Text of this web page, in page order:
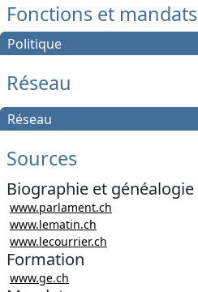
Fonctions et mandats
Politique
Réseau
Réseau
Sources
Biographie et généalogie
www.parlament.ch
www.lematin.ch
www.lecourrier.ch
Formation
www.ge.ch